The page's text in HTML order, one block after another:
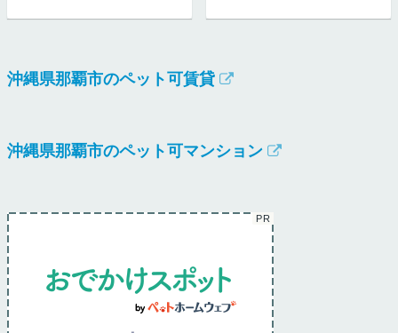
沖縄県那覇市のペット可賃貸
沖縄県那覇市のペット可マンション